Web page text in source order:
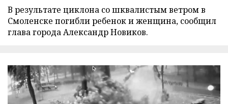
В результате циклона со шквалистым ветром в
Смоленске погибли ребенок и женщина, сообщил
глава города Александр Новиков.